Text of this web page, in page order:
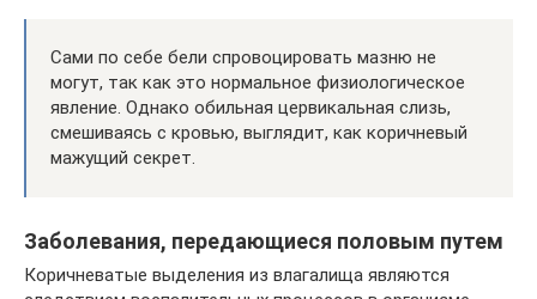
Сами по себе бели спровоцировать мазню не
могут, так как это нормальное физиологическое
явление. Однако обильная цервикальная слизь,
смешиваясь с кровью, выглядит, как коричневый
мажущий секрет.
Заболевания, передающиеся половым путем
Коричневатые выделения из влагалища являются